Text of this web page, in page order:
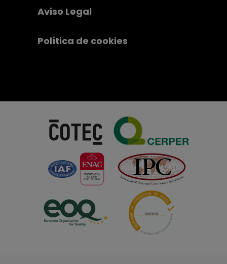
Aviso Legal
Política de cookies